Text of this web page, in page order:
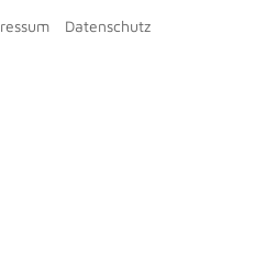
Datenschutz